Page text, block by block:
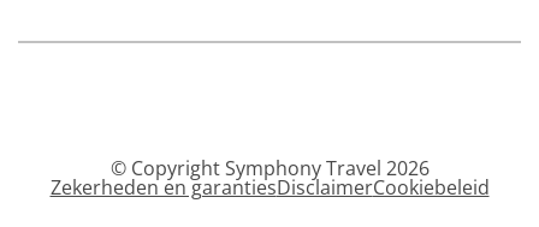
© Copyright Symphony Travel 2026
Zekerheden en garantiesDisclaimerCookiebeleid